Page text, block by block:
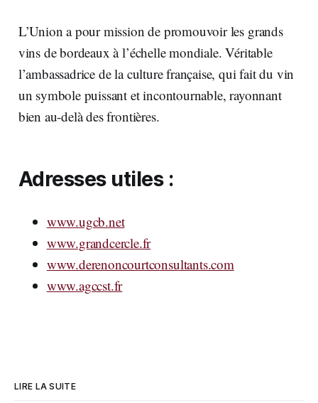
L’Union a pour mission de promouvoir les grands
vins de bordeaux à l’échelle mondiale. Véritable
l’ambassadrice de la culture française, qui fait du vin
un symbole puissant et incontournable, rayonnant
bien au-delà des frontières.
Adresses utiles :
www.ugcb.net
www.grandcercle.fr
www.derenoncourtconsultants.com
www.agccst.fr
LIRE LA SUITE